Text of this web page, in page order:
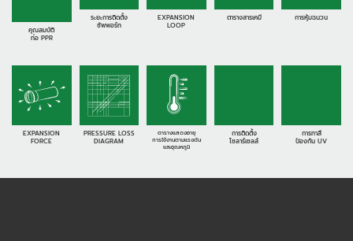
คุณสมบัติ
ท่อ PPR
ระยะการติดตั้ง
ซัพพอร์ท
EXPANSION
LOOP
ตารางสารเคมี การหุ้มฉนวน
EXPANSION
FORCE
PRESSURE LOSS
DIAGRAM
ตารางแสดงอายุ
การใช้งานตามแรงดัน
และอุณหภูมิ
การติดตั้ง
โซลาร์เซลส์
การทาสี
ป้องกัน UV